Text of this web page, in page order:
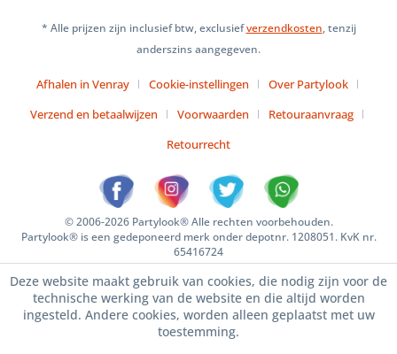
* Alle prijzen zijn inclusief btw, exclusiefverzendkosten, tenzij
anderszins aangegeven.
Afhalen in Venray Cookie-instellingen
Over Partylook
Verzend en betaalwijzen
Voorwaarden
Retouraanvraag
Retourrecht
© 2006-2026 Partylook® Alle rechten voorbehouden.
Partylook® is een gedeponeerd merk onder depotnr. 1208051. KvK nr.
65416724
Deze website maakt gebruik van cookies, die nodig zijn voor de
technische werking van de website en die altijd worden
ingesteld. Andere cookies, worden alleen geplaatst met uw
toestemming.